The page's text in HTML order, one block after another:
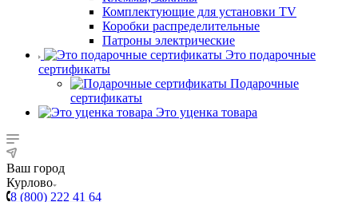
Комплектующие для установки TV
Коробки распределительные
Патроны электрические
Это подарочные
сертификаты
Подарочные
сертификаты
Это уценка товара
Ваш город
Курлово
8 (800) 222 41 64